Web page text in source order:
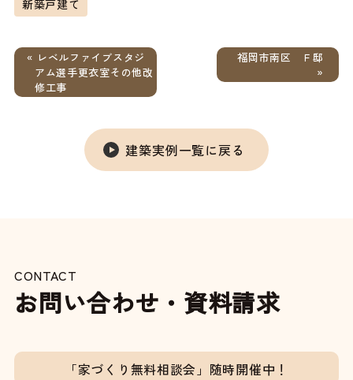
新築戸建て
« レベルファイブスタジ
アム選手更衣室その他改
修工事
福岡市南区 Ｆ邸
»
建築実例一覧に戻る
CONTACT
お問い合わせ・資料請求
「家づくり無料相談会」随時開催中！